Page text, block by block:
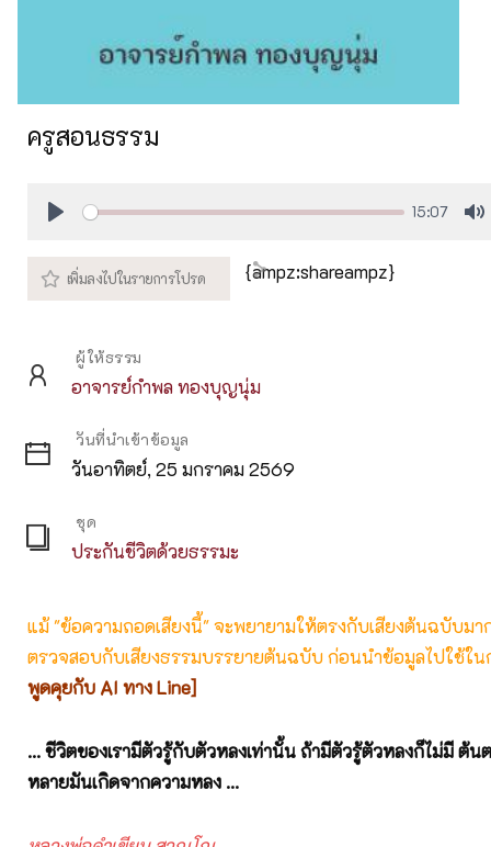
ครูสอนธรรม
15:07
{ampz:shareampz}
ผู้ให้ธรรม
อาจารย์กำพล ทองบุญนุ่ม
วันที่นำเข้าข้อมูล
วันอาทิตย์, 25 มกราคม 2569
ชุด
ประกันชีวิตด้วยธรรมะ
แม้ "ข้อความถอดเสียงนี้" จะพยายามให้ตรงกับเสียงต้นฉบับม
ตรวจสอบกับเสียงธรรมบรรยายต้นฉบับ ก่อนนำข้อมูลไปใช้ใน
พูดคุยกับ AI ทาง Line]
... ชีวิตของเรามีตัวรู้กับตัวหลงเท่านั้น ถ้ามีตัวรู้ตัวหลงก็ไม่มี ต้
หลายมันเกิดจากความหลง ...